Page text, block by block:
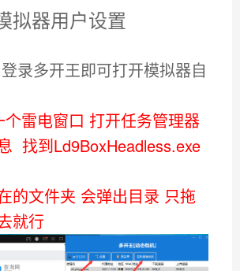
拟器用户设置
录多开王即可打开模拟器自
个雷电窗口 打开任务管理器
找到Ld9BoxHeadless.exe
的文件夹 会弹出目录 只拖
就行